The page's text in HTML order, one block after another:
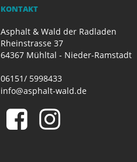
KONTAKT
Asphalt & Wald der Radladen
Rheinstrasse 37
64367 Mühltal - Nieder-Ramstadt
06151/ 5998433
info@asphalt-wald.de